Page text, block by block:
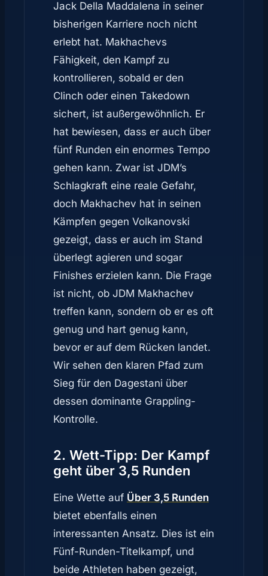
Jack Della Maddalena in seiner
bisherigen Karriere noch nicht
erlebt hat. Makhachevs
Fähigkeit, den Kampf zu
kontrollieren, sobald er den
Clinch oder einen Takedown
sichert, ist außergewöhnlich. Er
hat bewiesen, dass er auch über
fünf Runden ein enormes Tempo
gehen kann. Zwar ist JDM’s
Schlagkraft eine reale Gefahr,
doch Makhachev hat in seinen
Kämpfen gegen Volkanovski
gezeigt, dass er auch im Stand
überlegt agieren und sogar
Finishes erzielen kann. Die Frage
ist nicht, ob JDM Makhachev
treffen kann, sondern ob er es oft
genug und hart genug kann,
bevor er auf dem Rücken landet.
Wir sehen den klaren Pfad zum
Sieg für den Dagestani über
dessen dominante Grappling-
Kontrolle.
2. Wett-Tipp: Der Kampf
geht über 3,5 Runden
Eine Wette auf Über 3,5 Runden
bietet ebenfalls einen
interessanten Ansatz. Dies ist ein
Fünf-Runden-Titelkampf, und
beide Athleten haben gezeigt,